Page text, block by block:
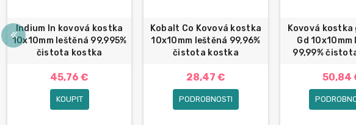
Indium In kovová kostka
10x10mm leštěná 99,995%
čistota kostka
45,76 €
KOUPIT
Kobalt Co Kovová kostka
10x10mm leštěná 99,96%
čistota kostka
28,47 €
PODROBNOSTI
Kovová
Gd 10x10mm
99,99%
50,84